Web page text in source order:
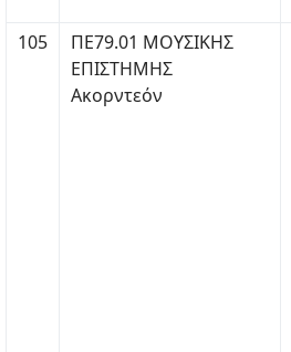
105
ΠΕ79.01 ΜΟΥΣΙΚΗΣ
ΕΠΙΣΤΗΜΗΣ
Ακορντεόν